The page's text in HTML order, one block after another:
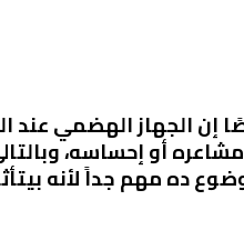
إن الجهاز الهضمي عند
أو إحساسه،
ده مهم جداً لأنه